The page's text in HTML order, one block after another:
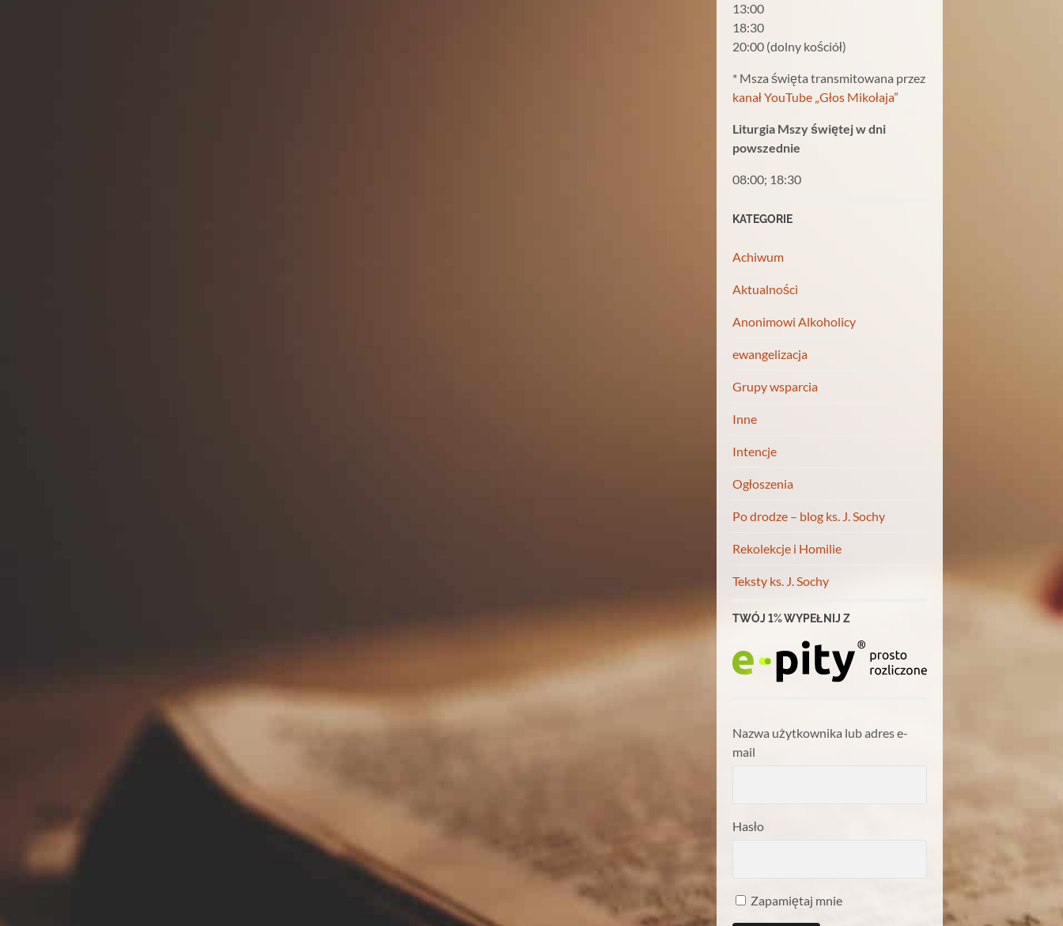
13:00
18:30
20:00 (dolny kościół)
* Msza święta transmitowana przez
kanał YouTube „Głos Mikołaja”
Liturgia Mszy świętej w dni
powszednie
08:00; 18:30
KATEGORIE
Achiwum
Aktualności
Anonimowi Alkoholicy
ewangelizacja
Grupy wsparcia
Inne
Intencje
Ogłoszenia
Po drodze – blog ks. J. Sochy
Rekolekcje i Homilie
Teksty ks. J. Sochy
TWÓJ 1% WYPEŁNIJ Z
Nazwa użytkownika lub adres e-
mail
Hasło
Zapamiętaj mnie